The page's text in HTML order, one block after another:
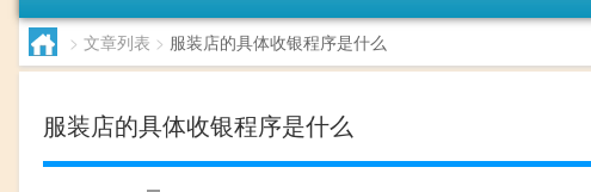
> 文章列表 > 服装店的具体收银程序是什么
服装店的具体收银程序是什么